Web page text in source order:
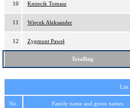
10 Kmiecik Tomasz
11 Więcek Aleksander
12 Zygmunt Paweł
Totalling
List
No. Family name and given names